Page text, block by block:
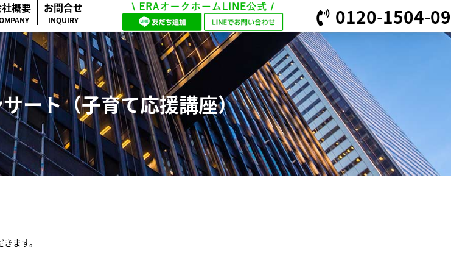
概要 お問合せ
INQUIRY 0120-1504-09
ート（子育て応援講座）
ます。